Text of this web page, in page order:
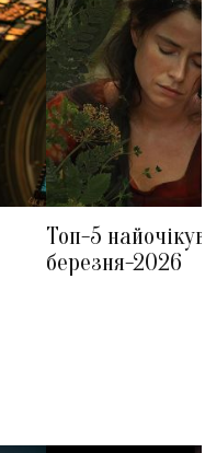
Топ-5
березня-2026